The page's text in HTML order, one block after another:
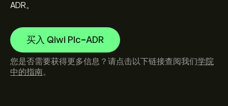
ADR。
买入 Qiwi Plc-ADR
您是否需要获得更多信息？请点击以下链接查阅我们学院
中的指南。